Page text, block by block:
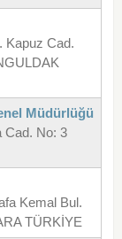
Kapuz Cad.
Müdürlüğü
Cad. No: 3
Kemal Bul.
TÜRKİYE